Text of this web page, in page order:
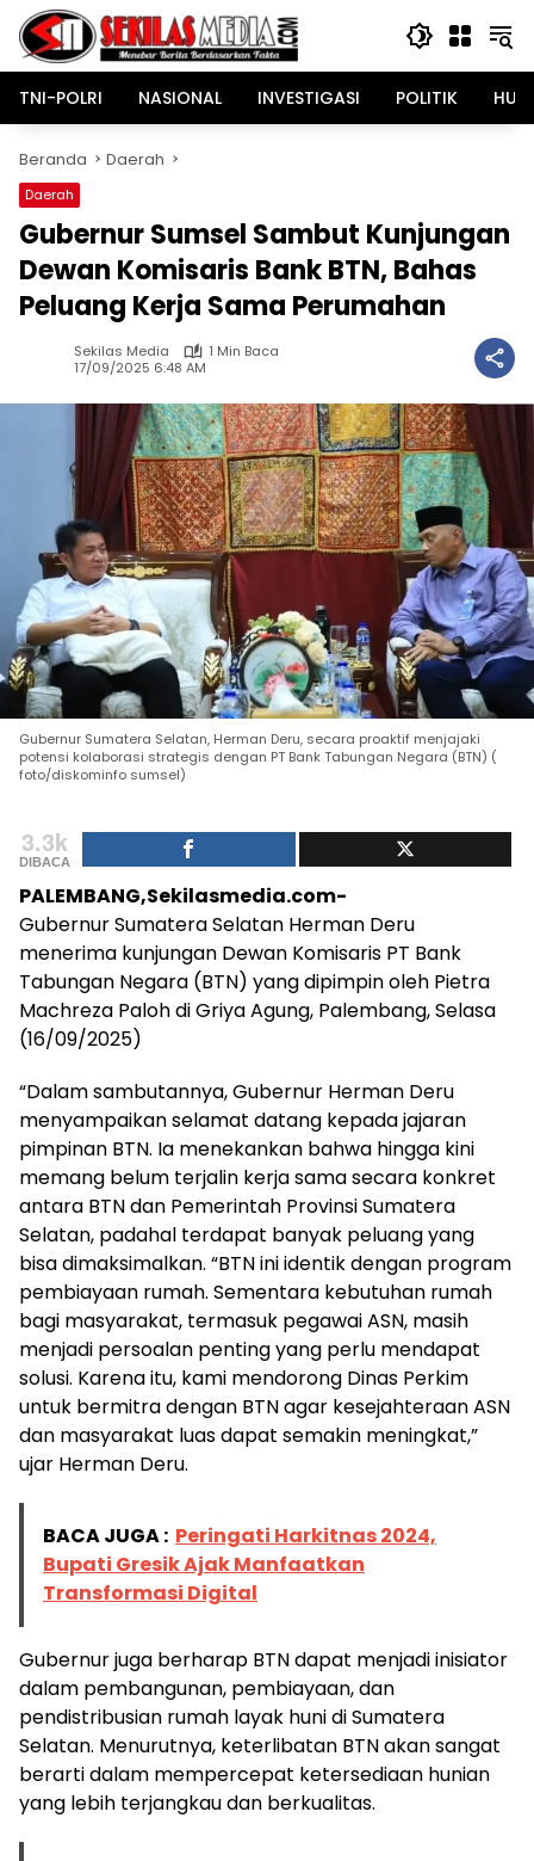
Langsung
konten
TNI-POLRI
NASIONAL INVESTIGASI POLITIK
Beranda Daerah
Daerah
Gubernur Sumsel Sambut Kunjungan
Dewan Komisaris Bank BTN, Bahas
Peluang Kerja Sama Perumahan
Sekilas Media
1 Min Baca
17/09/2025 6:48 AM
Gubernur Sumatera Selatan, Herman Deru, secara proaktif menjajaki
potensi kolaborasi strategis dengan PT Bank Tabungan Negara (BTN) (
foto/diskominfo sumsel)
3.3k
DIBACA
PALEMBANG,Sekilasmedia.com-
Gubernur Sumatera Selatan Herman Deru
menerima kunjungan Dewan Komisaris PT Bank
Tabungan Negara (BTN) yang dipimpin oleh Pietra
Machreza Paloh di Griya Agung, Palembang, Selasa
(16/09/2025)
“Dalam sambutannya, Gubernur Herman Deru
menyampaikan selamat datang kepada jajaran
pimpinan BTN. Ia menekankan bahwa hingga kini
memang belum terjalin kerja sama secara konkret
antara BTN dan Pemerintah Provinsi Sumatera
Selatan, padahal terdapat banyak peluang yang
bisa dimaksimalkan. “BTN ini identik dengan program
pembiayaan rumah. Sementara kebutuhan rumah
bagi masyarakat, termasuk pegawai ASN, masih
menjadi persoalan penting yang perlu mendapat
solusi. Karena itu, kami mendorong Dinas Perkim
untuk bermitra dengan BTN agar kesejahteraan ASN
dan masyarakat luas dapat semakin meningkat,”
ujar Herman Deru.
BACA JUGA : Peringati Harkitnas 2024,
Bupati Gresik Ajak Manfaatkan
Transformasi Digital
Gubernur juga berharap BTN dapat menjadi inisiator
dalam pembangunan, pembiayaan, dan
pendistribusian rumah layak huni di Sumatera
Selatan. Menurutnya, keterlibatan BTN akan sangat
berarti dalam mempercepat ketersediaan hunian
yang lebih terjangkau dan berkualitas.